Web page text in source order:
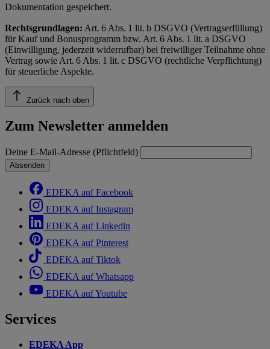
Dokumentation gespeichert.
Rechtsgrundlagen: Art. 6 Abs. 1 lit. b DSGVO (Vertragserfüllung)
für Kauf und Bonusprogramm bzw. Art. 6 Abs. 1 lit. a DSGVO
(Einwilligung, jederzeit widerrufbar) bei freiwilliger Teilnahme ohne
Vertrag sowie Art. 6 Abs. 1 lit. c DSGVO (rechtliche Verpflichtung)
für steuerliche Aspekte.
Zurück nach oben
Zum Newsletter anmelden
Deine E-Mail-Adresse (Pflichtfeld)
Absenden
EDEKA auf Facebook
EDEKA auf Instagram
EDEKA auf Linkedin
EDEKA auf Pinterest
EDEKA auf Tiktok
EDEKA auf Whatsapp
EDEKA auf Youtube
Services
EDEKA App